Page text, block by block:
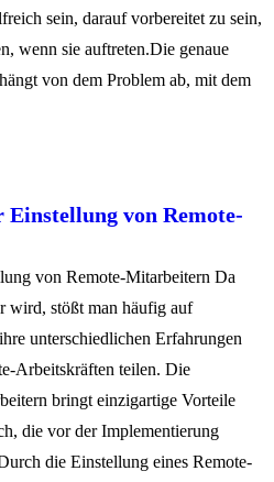
sein, darauf vorbereitet zu sein,
wenn sie auftreten.Die genaue
von dem Problem ab, mit dem
Einstellung von Remote-
von Remote-Mitarbeitern Da
wird, stößt man häufig auf
unterschiedlichen Erfahrungen
Arbeitskräften teilen. Die
bringt einzigartige Vorteile
die vor der Implementierung
die Einstellung eines Remote-